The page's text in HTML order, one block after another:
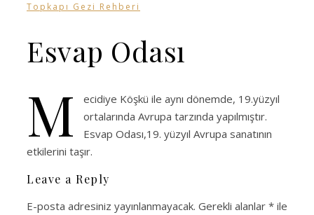
Topkapı Gezi Rehberi
Esvap Odası
M
ecidiye Köşkü ile aynı dönemde, 19.yüzyıl
ortalarında Avrupa tarzında yapılmıştır.
Esvap Odası,19. yüzyıl Avrupa sanatının
etkilerini taşır.
Leave a Reply
E-posta adresiniz yayınlanmayacak. Gerekli alanlar * ile